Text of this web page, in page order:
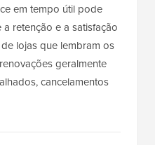
em tempo útil pode
retenção e a satisfação
lojas que lembram os
geralmente
cancelamentos